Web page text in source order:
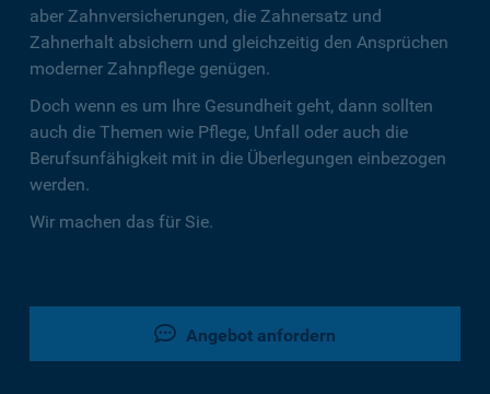
aber Zahnversicherungen, die Zahnersatz und
Zahnerhalt absichern und gleichzeitig den Ansprüchen
moderner Zahnpflege genügen.
Doch wenn es um Ihre Gesundheit geht, dann sollten
auch die Themen wie Pflege, Unfall oder auch die
Berufsunfähigkeit mit in die Überlegungen einbezogen
werden.
Wir machen das für Sie.
Angebot anfordern